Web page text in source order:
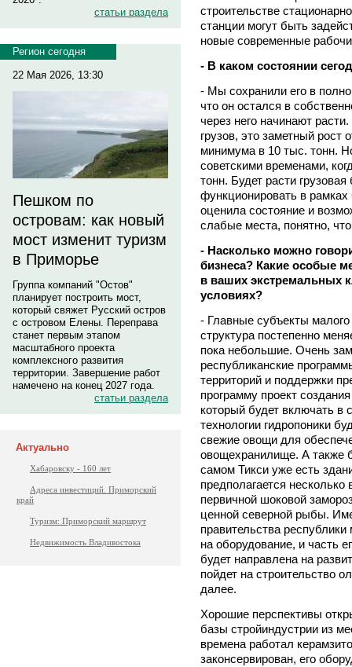
статьи раздела
Регион сегодня
22 Мая 2026, 13:30
Пешком по
островам: как новый
мост изменит туризм
в Приморье
Группа компаний "Остов"
планирует построить мост,
который свяжет Русский остров
с островом Елены. Переправа
станет первым этапом
масштабного проекта
комплексного развития
территории. Завершение работ
намечено на конец 2027 года.
статьи раздела
Актуально
Хабаровску - 160 лет
Адреса инвестиций. Приморский
край
Туризм: Приморский маршрут
Недвижимость Владивостока
строительстве
станции могут быть
новые современные
- В каком состоянии
- Мы сохранили его в
что он остался в
через него начинают
грузов, это заметный
минимума в 10 тыс. тонн.
советскими временами,
тонн. Будет расти
функционировать в
оценила состояние и
слабые места, понятно,
- Насколько можно
бизнеса? Какие особые
в ваших экстремальных
условиях?
- Главные субъекты малого
структура постепенно
пока небольшие. Очень
республиканские
территорий и поддержки
программу проект
который будет включать в
технологии гидропоники
свежие овощи для
овощехранилище. А также
самом Тикси уже есть
предполагается
первичной шоковой
ценной северной рыбы.
правительства
на оборудование, и часть
будет направлена на
пойдет на строительство
далее.
Хорошие перспективы
базы стройиндустрии из
времена работал
законсервирован, его